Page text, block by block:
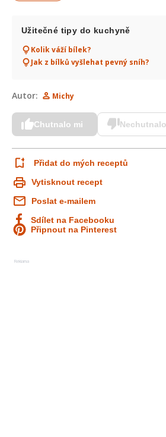
Užitečné tipy do kuchyně
Kolik váží bílek?
Jak z bílků vyšlehat pevný sníh?
Autor: Michy
Chutnalo mi
Přidat do mých receptů
Vytisknout recept
Poslat e-mailem
Sdílet na Facebooku
Připnout na Pinterest
Reklama